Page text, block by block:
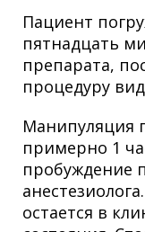
Пациент
пятнадцать
препарата,
процедуру
Манипуляция
примерно 1
пробуждение
остается в